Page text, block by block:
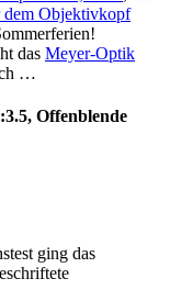
dem Objektivkopf
das Meyer-Optik
…
Offenblende
ging das